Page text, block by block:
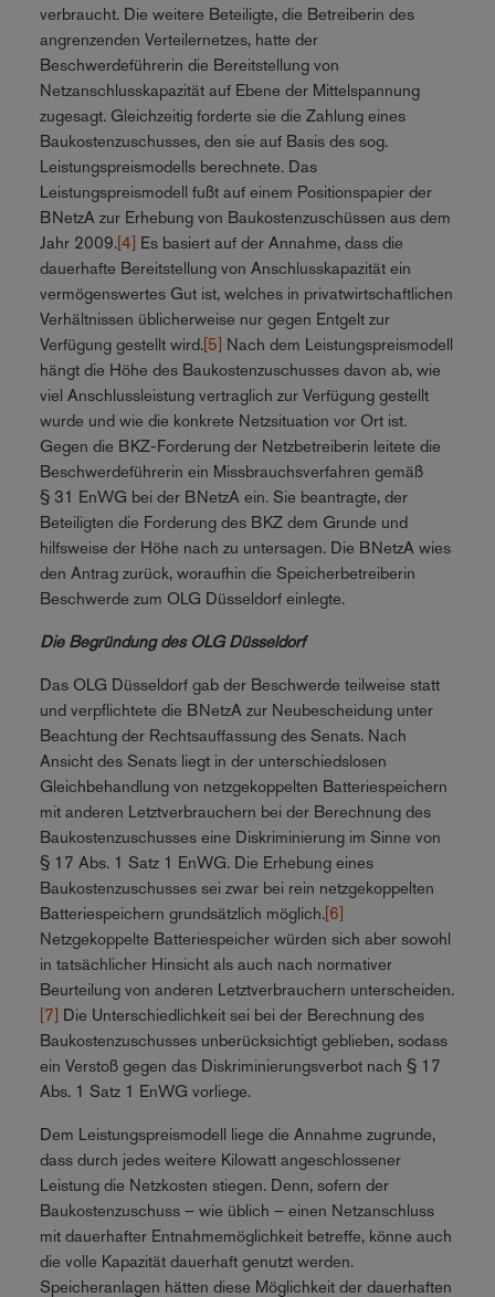
verbraucht. Die weitere Beteiligte, die Betreiberin des
angrenzenden Verteilernetzes, hatte der
Beschwerdeführerin die Bereitstellung von
Netzanschlusskapazität auf Ebene der Mittelspannung
zugesagt. Gleichzeitig forderte sie die Zahlung eines
Baukostenzuschusses, den sie auf Basis des sog.
Leistungspreismodells berechnete. Das
Leistungspreismodell fußt auf einem Positionspapier der
BNetzA zur Erhebung von Baukostenzuschüssen aus dem
Jahr 2009.[4] Es basiert auf der Annahme, dass die
dauerhafte Bereitstellung von Anschlusskapazität ein
vermögenswertes Gut ist, welches in privatwirtschaftlichen
Verhältnissen üblicherweise nur gegen Entgelt zur
Verfügung gestellt wird.[5] Nach dem Leistungspreismodell
hängt die Höhe des Baukostenzuschusses davon ab, wie
viel Anschlussleistung vertraglich zur Verfügung gestellt
wurde und wie die konkrete Netzsituation vor Ort ist.
Gegen die BKZ-Forderung der Netzbetreiberin leitete die
Beschwerdeführerin ein Missbrauchsverfahren gemäß
§ 31 EnWG bei der BNetzA ein. Sie beantragte, der
Beteiligten die Forderung des BKZ dem Grunde und
hilfsweise der Höhe nach zu untersagen. Die BNetzA wies
den Antrag zurück, woraufhin die Speicherbetreiberin
Beschwerde zum OLG Düsseldorf einlegte.
Die Begründung des OLG Düsseldorf
Das OLG Düsseldorf gab der Beschwerde teilweise statt
und verpflichtete die BNetzA zur Neubescheidung unter
Beachtung der Rechtsauffassung des Senats. Nach
Ansicht des Senats liegt in der unterschiedslosen
Gleichbehandlung von netzgekoppelten Batteriespeichern
mit anderen Letztverbrauchern bei der Berechnung des
Baukostenzuschusses eine Diskriminierung im Sinne von
§ 17 Abs. 1 Satz 1 EnWG. Die Erhebung eines
Baukostenzuschusses sei zwar bei rein netzgekoppelten
Batteriespeichern grundsätzlich möglich.[6]
Netzgekoppelte Batteriespeicher würden sich aber sowohl
in tatsächlicher Hinsicht als auch nach normativer
Beurteilung von anderen Letztverbrauchern unterscheiden.
[7] Die Unterschiedlichkeit sei bei der Berechnung des
Baukostenzuschusses unberücksichtigt geblieben, sodass
ein Verstoß gegen das Diskriminierungsverbot nach § 17
Abs. 1 Satz 1 EnWG vorliege.
Dem Leistungspreismodell liege die Annahme zugrunde,
dass durch jedes weitere Kilowatt angeschlossener
Leistung die Netzkosten stiegen. Denn, sofern der
Baukostenzuschuss – wie üblich – einen Netzanschluss
mit dauerhafter Entnahmemöglichkeit betreffe, könne auch
die volle Kapazität dauerhaft genutzt werden.
Speicheranlagen hätten diese Möglichkeit der dauerhaften